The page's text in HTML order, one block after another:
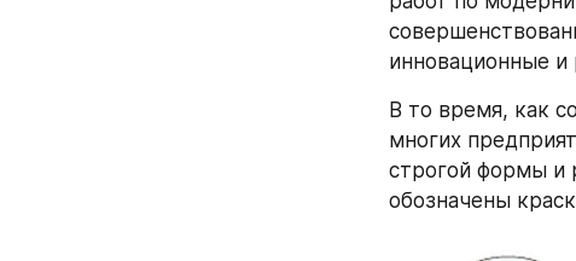
инновационные и
В то время, как
многих
строгой формы и
обозначены